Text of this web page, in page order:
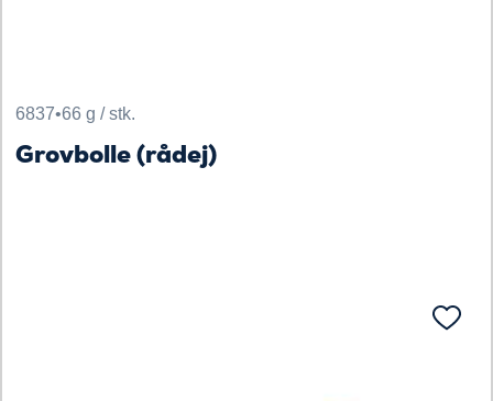
6837•66 g / stk.
Grovbolle (rådej)